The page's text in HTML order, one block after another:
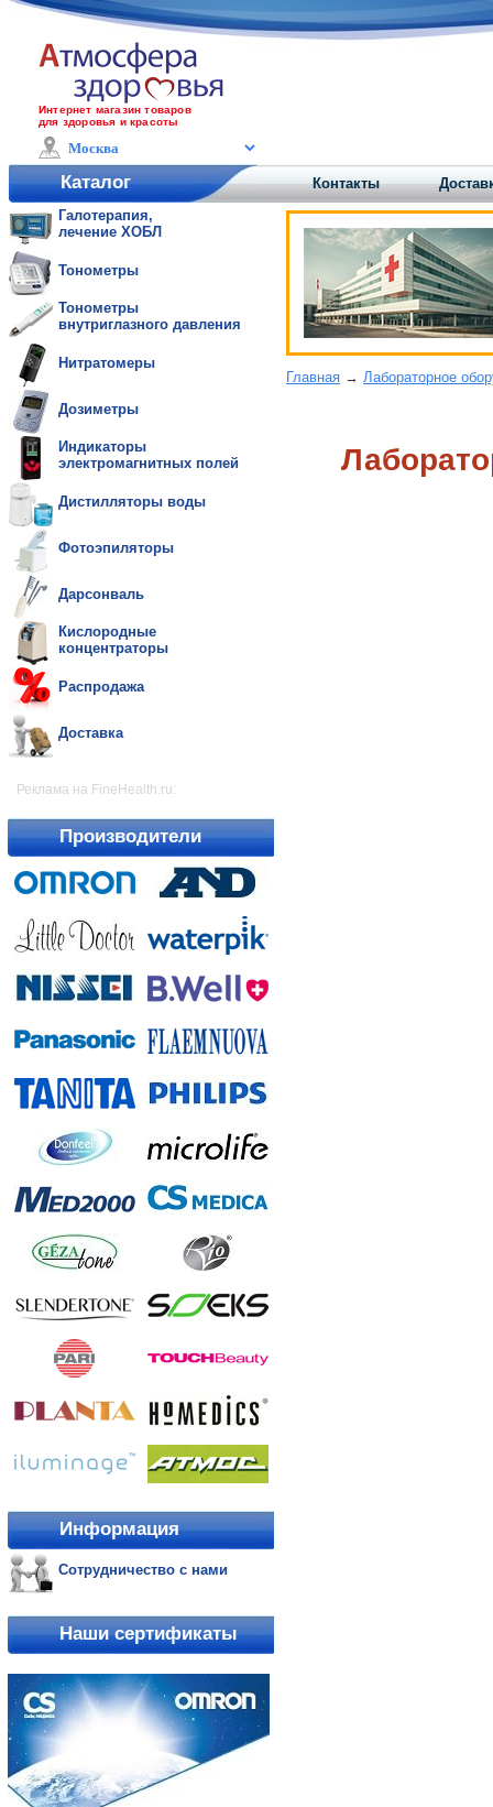
Интернет магазин товаров
для здоровья и красоты
Каталог Контакты
Галотерапия,
лечение ХОБЛ
Тонометры
Тонометры
внутриглазного давления
Нитратомеры
Дозиметры
Индикаторы
электромагнитных полей
Дистилляторы воды
Фотоэпиляторы
Дарсонваль
Кислородные
концентраторы
Распродажа
Доставка
Реклама на FineHealth.ru:
Производители
Информация
Сотрудничество с нами
Наши сертификаты
Главная → Лабораторное